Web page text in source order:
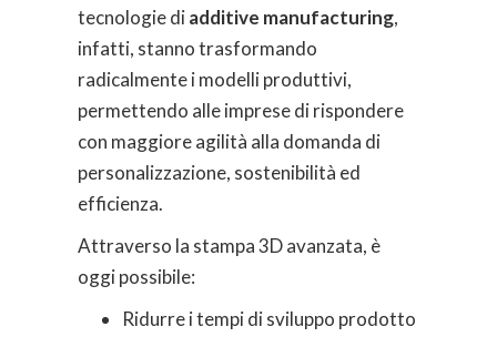
tecnologie diadditive manufacturing,
infatti, stanno trasformando
radicalmente i modelli produttivi,
permettendo alle imprese di rispondere
con maggiore agilità alla domanda di
personalizzazione, sostenibilità ed
efficienza.
Attraverso la stampa 3D avanzata, è
oggi possibile:
Ridurre i tempi di sviluppo prodotto